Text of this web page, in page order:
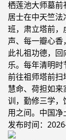
栖莲池大师墓前
居士在中天竺
班，肃立塔前
声、每一瓣心
此礼祖功德，
乐。每年清明
前往祖师塔前
慧命、荷担如
训，勤修三学，
用之间。中国
发布时间：